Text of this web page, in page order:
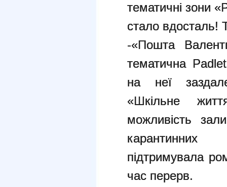
тематичні зони
стало вдосталь!
-«Пошта
тематична
на неї
«Шкільне
можливість
підтримувала
час перерв.